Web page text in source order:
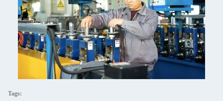
Tags: